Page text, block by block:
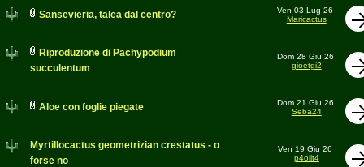
Sansevieria, talea dal centro?
Ven 03 Lug 26
Maricactus
Riproduzione di Pachypodium
succulentum
Dom 28 Giu 26
gioetgi2
Aloe con foglie piegate
Dom 21 Giu 26
Seba24
Myrtillocactus geometrizian crestatus - o
forse no
Ven 19 Giu 26
p4olit4